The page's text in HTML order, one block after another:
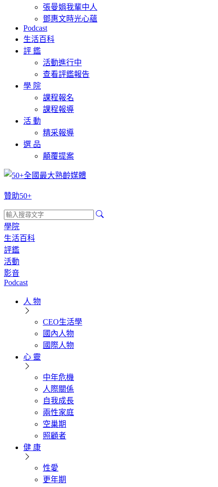
張曼娟我輩中人
鄧惠文時光心蘊
Podcast
生活百科
評 鑑
活動進行中
查看評鑑報告
學 院
課程報名
課程報導
活 動
精采報導
選 品
顛覆提案
贊助50+
學院
生活百科
評鑑
活動
影音
Podcast
人 物
CEO生活學
國內人物
國際人物
心 靈
中年危機
人際關係
自我成長
兩性家庭
空巢期
照顧者
健 康
性愛
更年期